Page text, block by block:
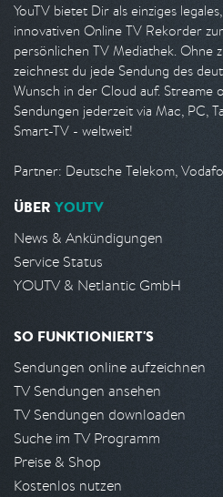
YouTV bietet Dir als einziges
innovativen Online TV Rekorder
persönlichen TV Mediathek. Ohne
zeichnest du jede Sendung des
Wunsch in der Cloud auf. Streame
Sendungen jederzeit via Mac, PC,
Smart-TV - weltweit!
Partner: Deutsche Telekom,
ÜBER YOUTV
News & Ankündigungen
Service Status
YOUTV & Netlantic GmbH
SO FUNKTIONIERT'S
Sendungen online aufzeichnen
TV Sendungen ansehen
TV Sendungen downloaden
Suche im TV Programm
Preise & Shop
Kostenlos nutzen